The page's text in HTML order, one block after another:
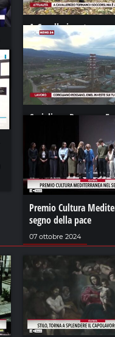
A Cavallerizzo
Ma è una esercitazione
10 novembre 2021
Corigliano Rossano,
sui turbogas. Cgil
05 aprile 2021
Premio Cultura
segno della pace
07 ottobre 2024